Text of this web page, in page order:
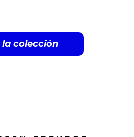
la colección